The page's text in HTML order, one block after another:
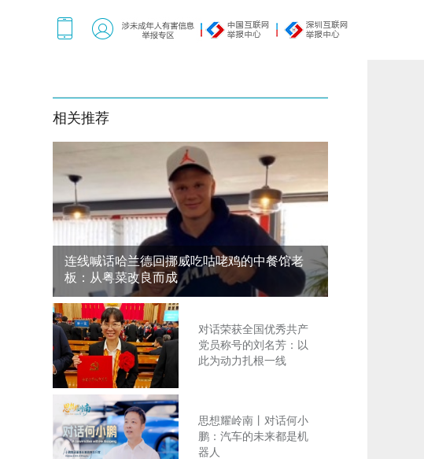
相关推荐
连线喊话哈兰德回挪威吃咕咾鸡的中餐馆老
板：从粤菜改良而成
对话荣获全国优秀共产
党员称号的刘名芳：以
此为动力扎根一线
思想耀岭南丨对话何小
鹏：汽车的未来都是机
器人